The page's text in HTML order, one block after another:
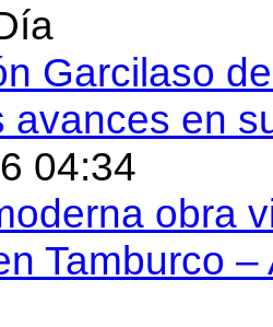
Garcilaso
avances en
04:34
obra
Tamburco